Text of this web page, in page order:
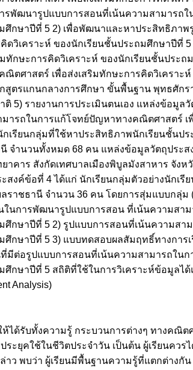
พัฒนารูปแบบการสอนที่เน้นความสามารถ
ศึกษาปีที่ 5 2) เพื่อพัฒนาและหาประสิทธิภา
วิเคราะห์ ของนักเรียนชั้นประถมศึกษาปีที่
ษะการคิดวิเคราะห์ ของนักเรียนชั้นประถ
ตศาสตร์ เพื่อส่งเสริมทักษะการคิดวิเคราะ
ตรแกนกลางการศึกษา ขั้นพื้นฐาน พุทธศักร
5) รายงานการประเมินตนเอง แหล่งข้อมูล
รถในการแก้โจทย์ปัญหาทางคณิตศาสตร์ เ
รียนกลุ่มที่ใช้หาประสิทธิภาพนักเรียนชั้นปร
จำนวนทั้งหมด 68 คน แหล่งข้อมูลวัตถุประส
าคาร สังกัดเทศบาลเมืองพิบูลมังสาหาร จัง
งค์ข้อที่ 4 ได้แก่ นักเรียนกลุ่มตัวอย่างนักเรี
าชธานี จำนวน 36 คน โดยการสุ่มแบบกลุ่ม
นการพัฒนารูปแบบการสอน ที่เน้นความสา
กษาปีที่ 5 2) รูปแบบการสอนที่เน้นความสา
กษาปีที่ 5 3) แบบทดสอบผลสัมฤทธิ์ทางการ
มีต่อรูปแบบการสอนที่เน้นความสามารถใน
ษาปีที่ 5 สถิติที่ใช้ในการวิเคราะห์ข้อมูลได้
Analysis)
ได้รับทั้งความรู้ กระบวนการต่างๆ ทางคณิ
ยุคใช้ในชีวิตประจำวัน เป็นต้น ผู้เรียนควร
ว พบว่า ผู้เรียนมีพื้นฐานความรู้ที่แตกต่างกั